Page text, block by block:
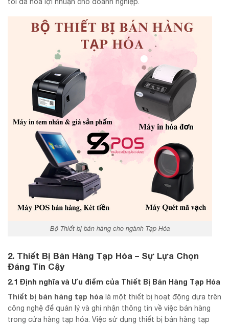
Bộ Thiết bị bán hàng cho ngành Tạp Hóa
2. Thiết Bị Bán Hàng Tạp Hóa – Sự Lựa Chọn
Đáng Tin Cậy
2.1 Định nghĩa và Ưu điểm của Thiết Bị Bán Hàng Tạp Hóa
Thiết bị bán hàng tạp hóa là một thiết bị hoạt động dựa trên
công nghệ để quản lý và ghi nhận thông tin về việc bán hàng
trong cửa hàng tạp hóa. Việc sử dụng thiết bị bán hàng tạp